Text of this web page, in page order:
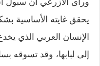
ورأى الأزرعي أن سبول
يحقق غايته الأساسية
الإنسان العربي الذي
إلى لبابها، وقد تسوقه